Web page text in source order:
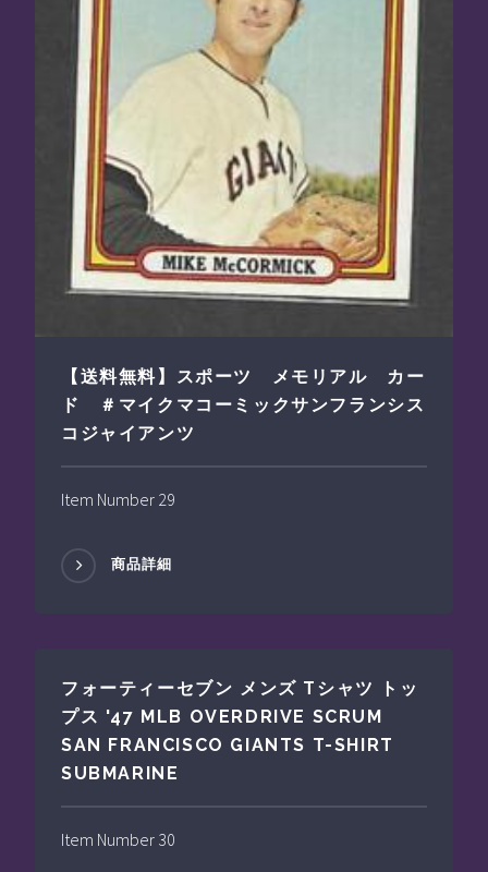
【送料無料】スポーツ メモリアル カー
ド ＃マイクマコーミックサンフランシス
コジャイアンツ
Item Number 29
商品詳細
フォーティーセブン メンズ Tシャツ トッ
プス '47 MLB OVERDRIVE SCRUM
SAN FRANCISCO GIANTS T-SHIRT
SUBMARINE
Item Number 30